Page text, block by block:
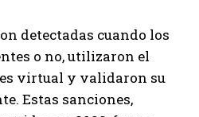
detectadas cuando los
o no, utilizaron el
virtual y validaron su
Estas sanciones,